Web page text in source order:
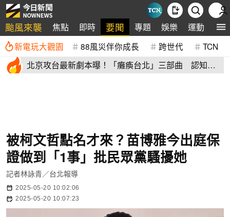
颱風來襲 焦點 即時 要聞 專題 娛樂 運動 全
新電玩大觀園 88風災伴你成長 跨世代 TCN
北京攻台最新劇本曝！「癱瘓台北」三部曲 認知戰
被柯文哲點名才來？苗博雅今出庭保
證做到「1事」批民眾黨騷擾她
記者林詠青／台北報導
2025-05-20 10:02:06
2025-05-20 10:07:23